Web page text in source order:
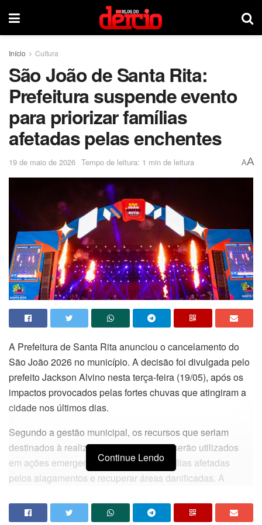
Início Cultura
São João de Santa Rita:
Prefeitura suspende evento
para priorizar famílias
afetadas pelas enchentes
19 de maio de 2026 Tempo de leitura: 1 min de leitura AA
A Prefeitura de Santa Rita anunciou o cancelamento do
São João 2026 no município. A decisão foi divulgada pelo
prefeito Jackson Alvino nesta terça-feira (19/05), após os
impactos provocados pelas fortes chuvas que atingiram a
cidade nos últimos dias.
Segundo a gestão municipal, os recursos que seriam
destinados à realização da festa junina serão utilizados
em ações emergenciais para ajudar famílias afetadas
pelos alagamentos e recuperar áreas danificadas. A
milhões.
Continue Lendo